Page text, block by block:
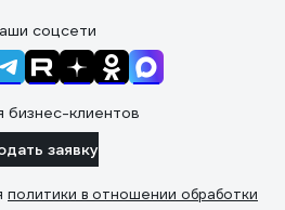
соцсети
бизнес-клиентов
заявку
политики в отношении обработки